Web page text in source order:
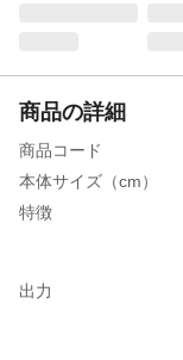
商品の詳細
商品コード
本体サイズ（cm）
特徴
出力